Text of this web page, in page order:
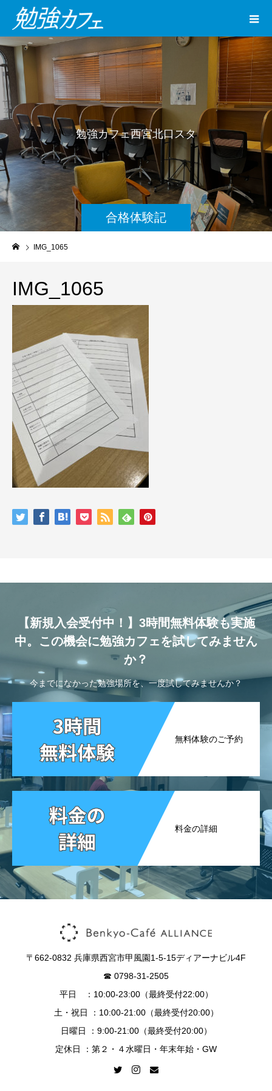
合格体験記
勉強カフェ西宮北口スタジオ
IMG_1065
IMG_1065
【新規入会受付中！】3時間無料体験も実施
中。この機会に勉強カフェを試してみません
か？
今までになかった勉強場所を、一度試してみませんか？
無料体験のご予約
料金の詳細
〒662-0832 兵庫県西宮市甲風園1-5-15ディアーナビル4F
☎︎ 0798-31-2505
平日 ：10:00-23:00（最終受付22:00）
土・祝日 ：10:00-21:00（最終受付20:00）
日曜日 ：9:00-21:00（最終受付20:00）
定休日 ：第２・４水曜日・年末年始・GW